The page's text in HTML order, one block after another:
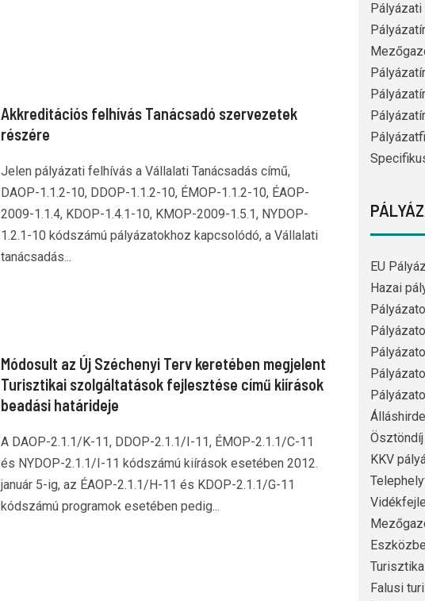
Akkreditációs felhívás Tanácsadó szervezetek
részére
Jelen pályázati felhívás a Vállalati Tanácsadás című,
DAOP-1.1.2-10, DDOP-1.1.2-10, ÉMOP-1.1.2-10, ÉAOP-
2009-1.1.4, KDOP-1.4.1-10, KMOP-2009-1.5.1, NYDOP-
1.2.1-10 kódszámú pályázatokhoz kapcsolódó, a Vállalati
tanácsadás...
Módosult az Új Széchenyi Terv keretében megjelent
Turisztikai szolgáltatások fejlesztése című kiírások
beadási határideje
A DAOP-2.1.1/K-11, DDOP-2.1.1/I-11, ÉMOP-2.1.1/C-11
és NYDOP-2.1.1/I-11 kódszámú kiírások esetében 2012.
január 5-ig, az ÉAOP-2.1.1/H-11 és KDOP-2.1.1/G-11
kódszámú programok esetében pedig...
EU
Hazai
KKV
Falusi